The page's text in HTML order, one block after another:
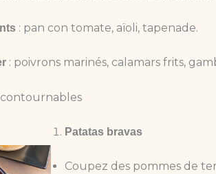
: pan con tomate, aïoli, tapenade.
: poivrons marinés, calamars frits,
Patatas bravas
Coupez des pommes de